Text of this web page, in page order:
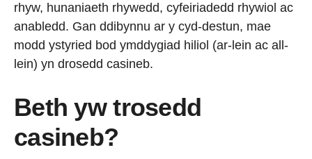
rhyw, hunaniaeth rhywedd, cyfeiriadedd rhywiol ac
anabledd. Gan ddibynnu ar y cyd-destun, mae
modd ystyried bod ymddygiad hiliol (ar-lein ac all-
lein) yn drosedd casineb.
Beth yw trosedd
casineb?